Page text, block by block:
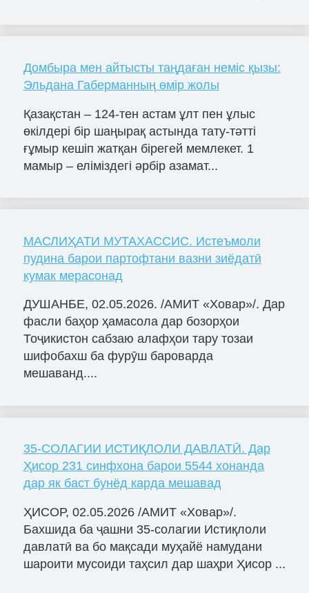
Домбыра мен айтысты таңдаған неміс қызы:
Эльдана Габерманның өмір жолы
Қазақстан – 124-тен астам ұлт пен ұлыс
өкілдері бір шаңырақ астында тату-тәтті
ғұмыр кешіп жатқан бірегей мемлекет. 1
мамыр – еліміздегі әрбір азамат...
МАСЛИҲАТИ МУТАХАССИС. Истеъмоли
пудина барои партофтани вазни зиёдатӣ
кумак мерасонад
ДУШАНБЕ, 02.05.2026. /АМИТ «Ховар»/. Дар
фасли баҳор ҳамасола дар бозорҳои
Тоҷикистон сабзаю алафҳои тару тозаи
шифобахш ба фурӯш бароварда
мешаванд....
35-СОЛАГИИ ИСТИҚЛОЛИ ДАВЛАТӢ. Дар
Ҳисор 231 синфхона барои 5544 хонанда
дар як баст бунёд карда мешавад
ҲИСОР, 02.05.2026 /АМИТ «Ховар»/.
Бахшида ба ҷашни 35-солагии Истиқлоли
давлатӣ ва бо мақсади муҳайё намудани
шароити мусоиди таҳсил дар шаҳри Ҳисор ...